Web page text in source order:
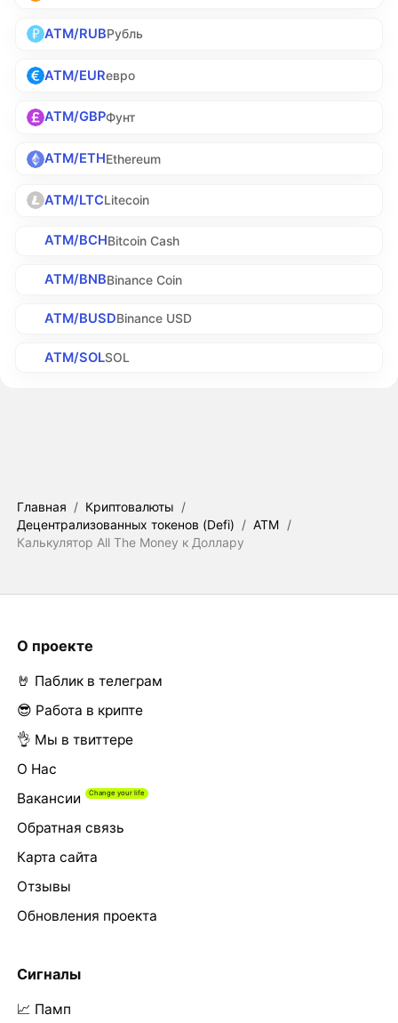
ATM/RUBРубль
ATM/EURевро
ATM/GBPФунт
ATM/ETHEthereum
ATM/LTCLitecoin
ATM/BCHBitcoin Cash
ATM/BNBBinance Coin
ATM/BUSDBinance USD
ATM/SOLSOL
Главная / Криптовалюты /
Децентрализованных токенов (Defi) / ATM /
Калькулятор All The Money к Доллару
О проекте
🤘 Паблик в телеграм
😎 Работа в крипте
👌 Мы в твиттере
О Нас
Вакансии
Обратная связь
Карта сайта
Отзывы
Обновления проекта
Сигналы
📈 Памп